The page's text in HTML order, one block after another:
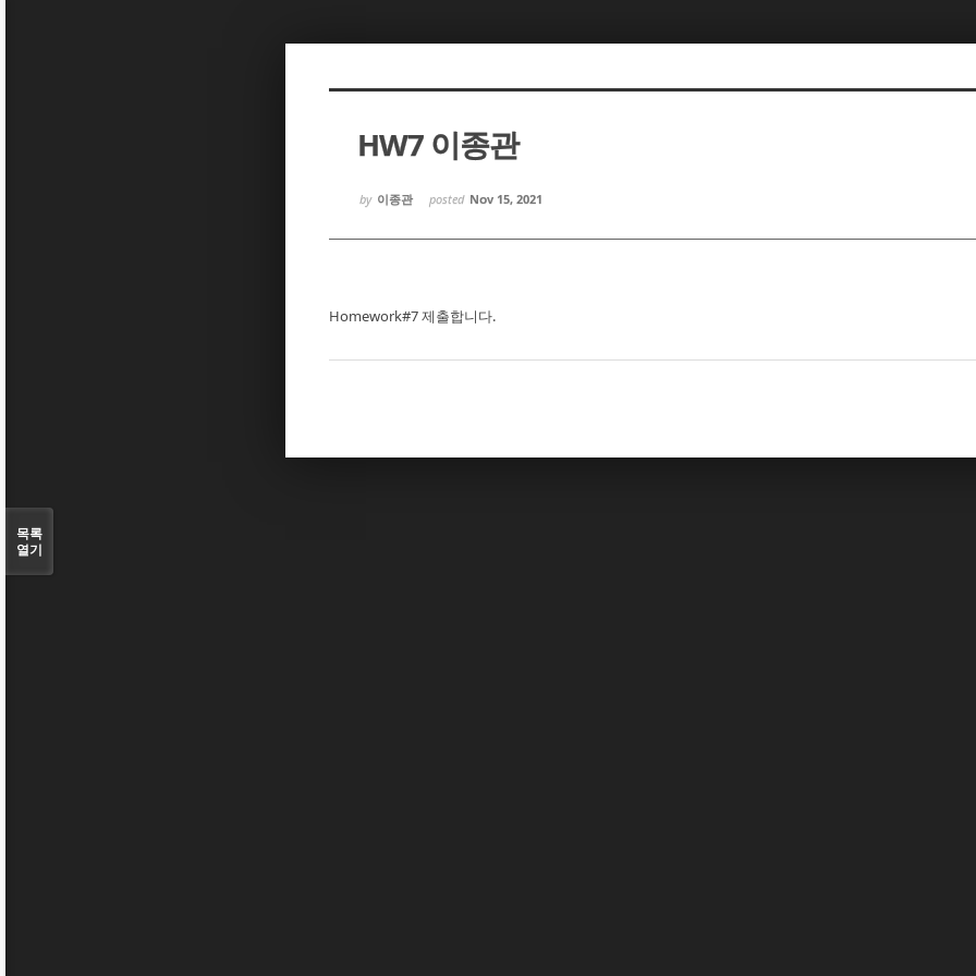
HW7 이종관
by 이종관 posted Nov 15, 2021
Homework#7 제출합니다.
목록
열기
Sketchbook5, 스케치북5
Sketchbook5, 스케치북5
Sketchbook5, 스케치북5
Sketchbook5, 스케치북5